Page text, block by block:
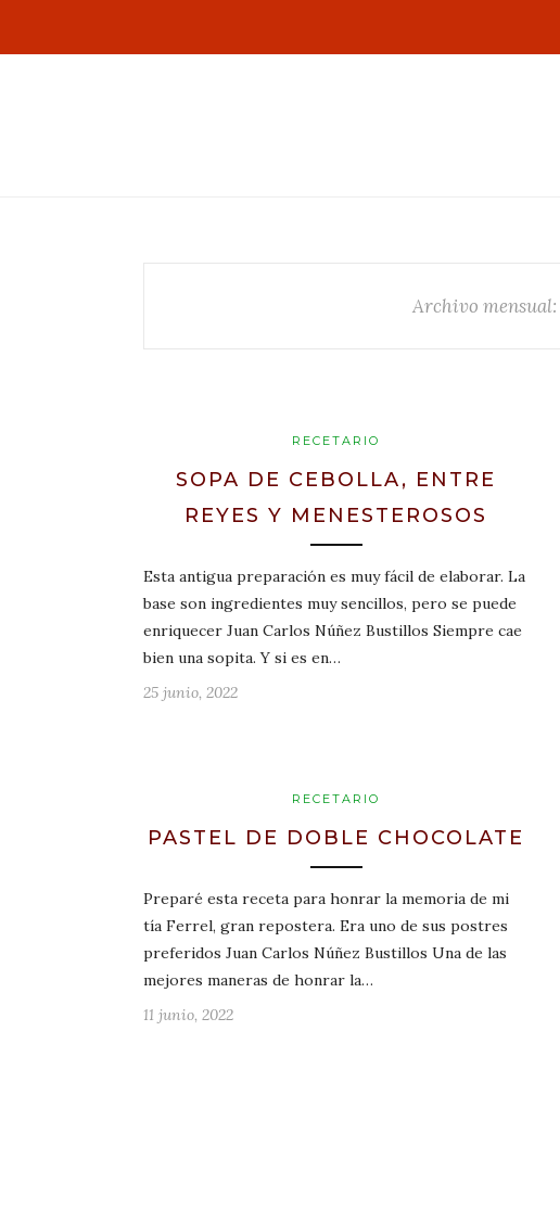
Archivo mensual:
RECETARIO
SOPA DE CEBOLLA, ENTRE
REYES Y MENESTEROSOS
Esta antigua preparación es muy fácil de elaborar. La
base son ingredientes muy sencillos, pero se puede
enriquecer Juan Carlos Núñez Bustillos Siempre cae
bien una sopita. Y si es en…
25 junio, 2022
RECETARIO
PASTEL DE DOBLE CHOCOLATE
Preparé esta receta para honrar la memoria de mi
tía Ferrel, gran repostera. Era uno de sus postres
preferidos Juan Carlos Núñez Bustillos Una de las
mejores maneras de honrar la…
11 junio, 2022